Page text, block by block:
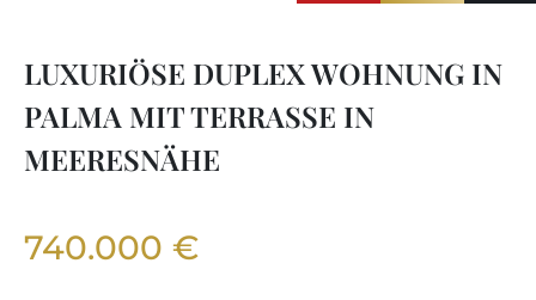
BAUPROJEKTE
NEUBAUVILLEN
LUXUSIMMOBILIEN
UNSER SERVICE
IMMOBILIEN SCOUT
IHR LUXUSMAKLER AUF MALLORCA
IMMOBILIENMAKLER IN PORTALS
REGIONEN
REGION ANDRATX
LUXURIÖSE DUPLEX WOHNUNG IN
PALMA MIT TERRASSE IN
MEERESNÄHE
740.000 €